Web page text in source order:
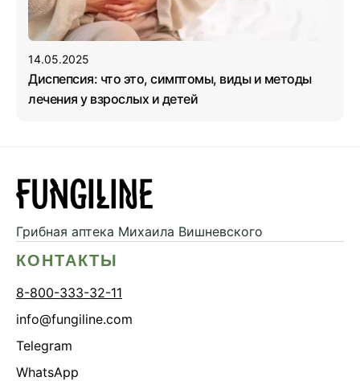
14.05.2025
Диспепсия: что это, симптомы, виды и методы
лечения у взрослых и детей
Грибная аптека Михаила Вишневского
КОНТАКТЫ
8-800-333-32-11
info@fungiline.com
Telegram
WhatsApp